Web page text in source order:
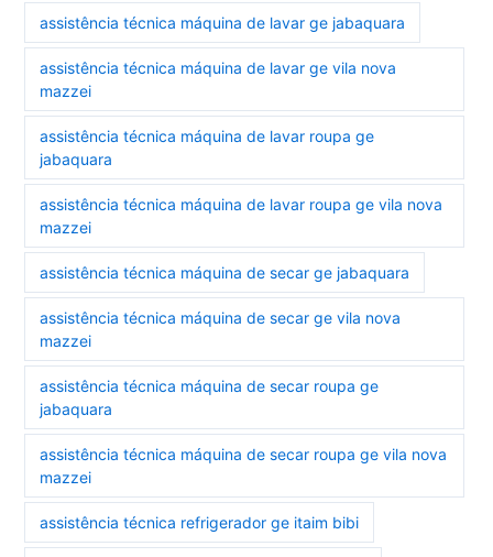
assistência técnica máquina de lavar ge jabaquara
assistência técnica máquina de lavar ge vila nova
mazzei
assistência técnica máquina de lavar roupa ge
jabaquara
assistência técnica máquina de lavar roupa ge vila nova
mazzei
assistência técnica máquina de secar ge jabaquara
assistência técnica máquina de secar ge vila nova
mazzei
assistência técnica máquina de secar roupa ge
jabaquara
assistência técnica máquina de secar roupa ge vila nova
mazzei
assistência técnica refrigerador ge itaim bibi